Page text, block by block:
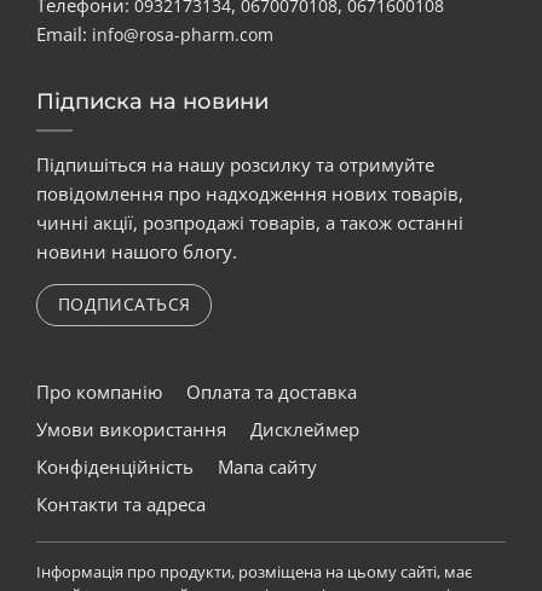
0932173134 0670070108 0671600108
Email: info@rosa-pharm.com
Підписка на новини
Підпишіться на нашу розсилку та отримуйте
повідомлення про надходження нових товарів,
чинні акції, розпродажі товарів, а також останні
новини нашого блогу.
ПОДПИСАТЬСЯ
Про компанію
Оплата та доставка
Умови використання
Дисклеймер
Конфіденційність
Мапа сайту
Контакти та адреса
Інформація про продукти, розміщена на цьому сайті, має